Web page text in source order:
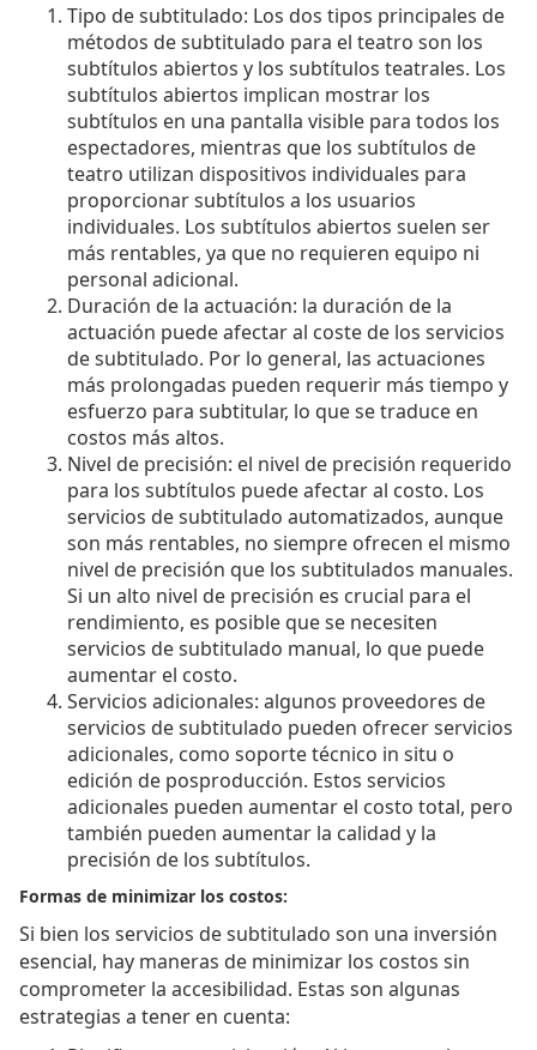
Tipo de subtitulado: Los dos tipos principales de
métodos de subtitulado para el teatro son los
subtítulos abiertos y los subtítulos teatrales. Los
subtítulos abiertos implican mostrar los
subtítulos en una pantalla visible para todos los
espectadores, mientras que los subtítulos de
teatro utilizan dispositivos individuales para
proporcionar subtítulos a los usuarios
individuales. Los subtítulos abiertos suelen ser
más rentables, ya que no requieren equipo ni
personal adicional.
Duración de la actuación: la duración de la
actuación puede afectar al coste de los servicios
de subtitulado. Por lo general, las actuaciones
más prolongadas pueden requerir más tiempo y
esfuerzo para subtitular, lo que se traduce en
costos más altos.
Nivel de precisión: el nivel de precisión requerido
para los subtítulos puede afectar al costo. Los
servicios de subtitulado automatizados, aunque
son más rentables, no siempre ofrecen el mismo
nivel de precisión que los subtitulados manuales.
Si un alto nivel de precisión es crucial para el
rendimiento, es posible que se necesiten
servicios de subtitulado manual, lo que puede
aumentar el costo.
Servicios adicionales: algunos proveedores de
servicios de subtitulado pueden ofrecer servicios
adicionales, como soporte técnico in situ o
edición de posproducción. Estos servicios
adicionales pueden aumentar el costo total, pero
también pueden aumentar la calidad y la
precisión de los subtítulos.
Formas de minimizar los costos:
Si bien los servicios de subtitulado son una inversión
esencial, hay maneras de minimizar los costos sin
comprometer la accesibilidad. Estas son algunas
estrategias a tener en cuenta: